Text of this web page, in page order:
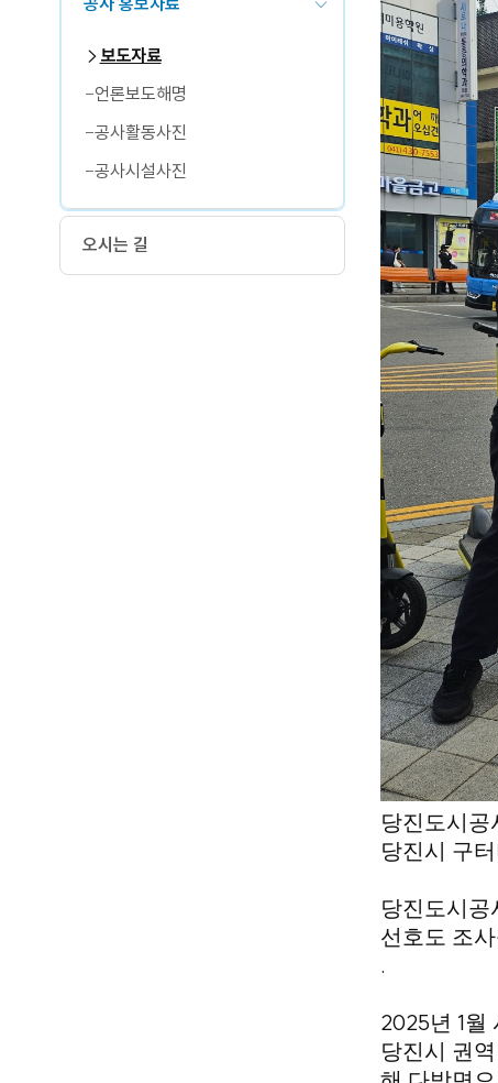
보도자료
언론보도해명
공사활동사진
공사시설사진
오시는 길
당진도시공
당진시 구
당진도시공
선호도 조
.
2025년 1월
당진시 권